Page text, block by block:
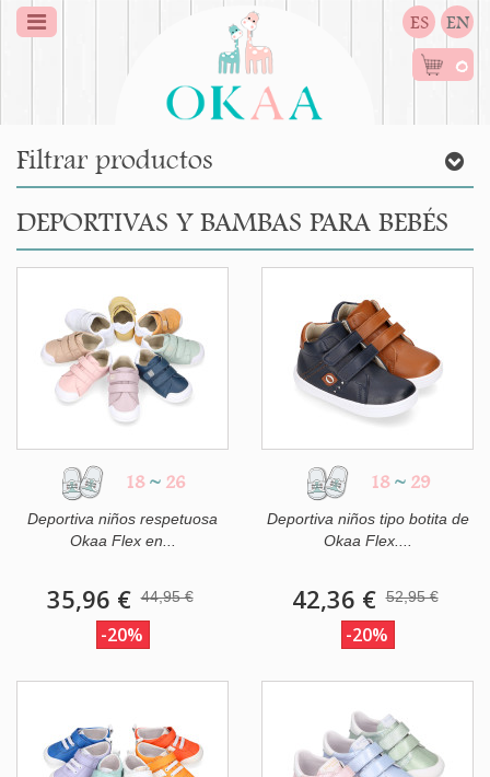
ES EN
0
Filtrar productos
DEPORTIVAS Y BAMBAS PARA BEBÉS
18 ~ 26
Deportiva niños respetuosa
Okaa Flex en...
35,96 € 44,95 €
-20%
18 ~ 29
Deportiva niños tipo botita de
Okaa Flex....
42,36 € 52,95 €
-20%